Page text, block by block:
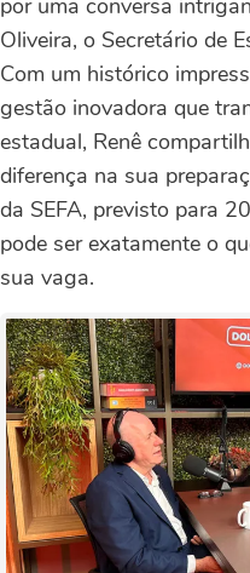
por uma conversa
Oliveira, o Secretário de
Com um histórico
gestão inovadora que
estadual, Renê
diferença na sua
da SEFA, previsto para
pode ser exatamente o
sua vaga.